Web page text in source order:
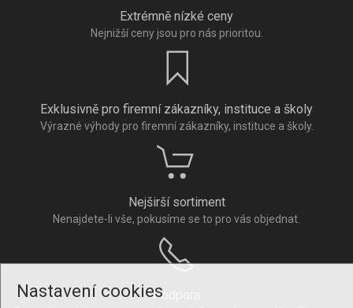
Nastavení cookies
Extrémně nízké ceny
Nejnižší ceny jsou pro nás prioritou.
Exklusivně pro firemní zákazníky, instituce a školy
Výrazné výhody pro firemní zákazníky, instituce a školy.
Nejširší sortiment
Nenajdete-li vše, pokusíme se to pro vás objednat.
Podpora